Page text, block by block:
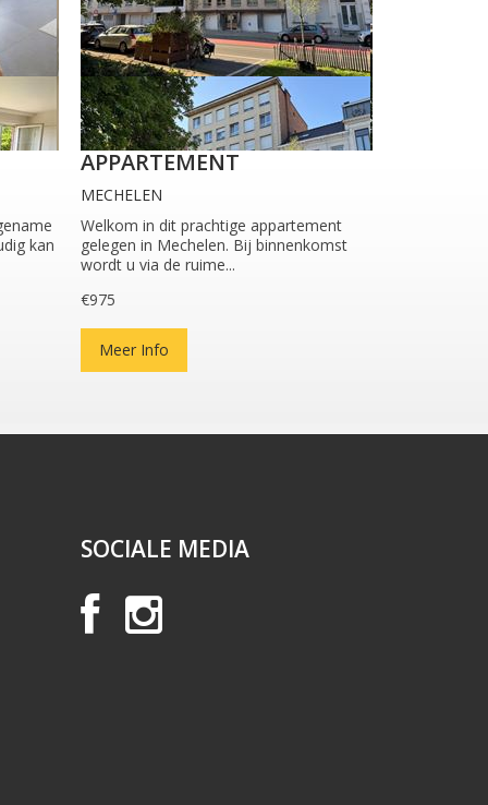
kan
APPARTEMENT
MECHELEN
Welkom in dit prachtige appartement
gelegen in Mechelen. Bij binnenkomst
wordt u via de ruime...
€975
Meer Info
SOCIALE MEDIA